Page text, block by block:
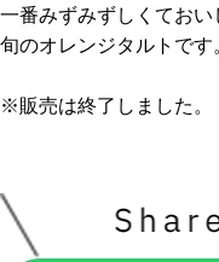
一番みずみずしくてお
旬のオレンジタルトです。
※販売は終了しました。